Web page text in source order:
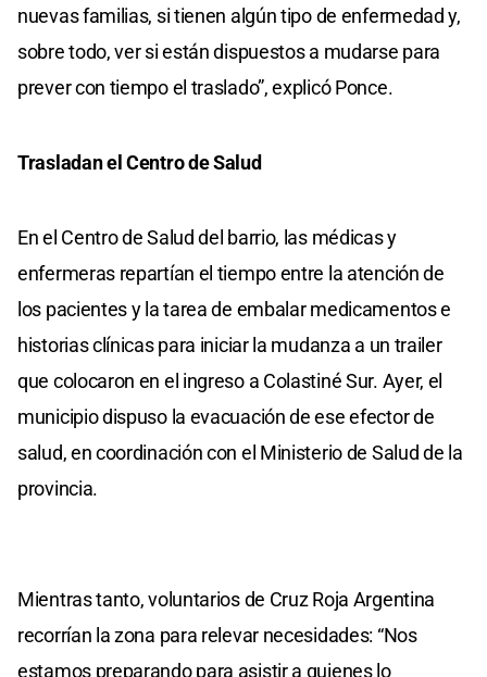
nuevas familias, si tienen algún tipo de enfermedad y,
sobre todo, ver si están dispuestos a mudarse para
prever con tiempo el traslado”, explicó Ponce.
Trasladan el Centro de Salud
En el Centro de Salud del barrio, las médicas y
enfermeras repartían el tiempo entre la atención de
los pacientes y la tarea de embalar medicamentos e
historias clínicas para iniciar la mudanza a un trailer
que colocaron en el ingreso a Colastiné Sur. Ayer, el
municipio dispuso la evacuación de ese efector de
salud, en coordinación con el Ministerio de Salud de la
provincia.
Mientras tanto, voluntarios de Cruz Roja Argentina
recorrían la zona para relevar necesidades: “Nos
estamos preparando para asistir a quienes lo